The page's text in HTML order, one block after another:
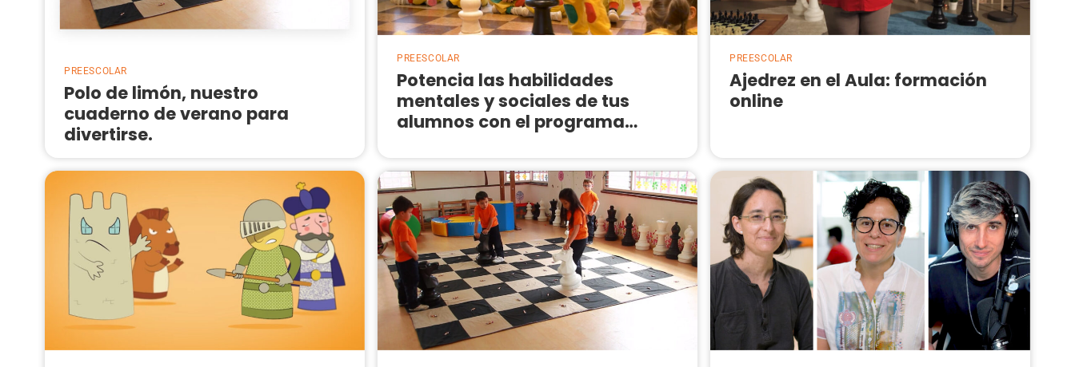
PREESCOLAR
Polo de limón, nuestro
cuaderno de verano para
divertirse.
PREESCOLAR
Potencia las habilidades
mentales y sociales de tus
alumnos con el programa
PREESCOLAR
Ajedrez en el Aula: formación
online